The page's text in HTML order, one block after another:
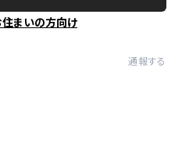
まいの方向け
通報する